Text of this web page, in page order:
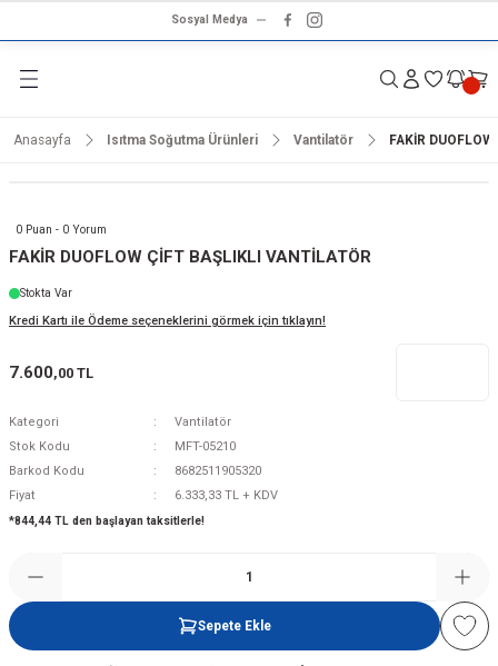
Sosyal Medya
Geri Dön
Geri Dön
Geri Dön
Ürünleri
Geri Dön
& Ses Sistemleri
Geri Dön
Geri Dön
Geri Dön
Anasayfa Isıtma Soğutma Ürünleri Vantilatör FAKİR
0 Puan - 0 Yorum
FAKİR DUOFLOW ÇİFT BAŞLIKLI VANTİLATÖR
Stokta Var
Kredi Kartı ile Ödeme seçeneklerini görmek için tıklayın!
7.600,00 TL
Kategori
Vantilatör
Stok Kodu
MFT-05210
Barkod Kodu
8682511905320
Fiyat
6.333,33 TL + KDV
*844,44 TL den başlayan taksitlerle!
Sepete Ekle